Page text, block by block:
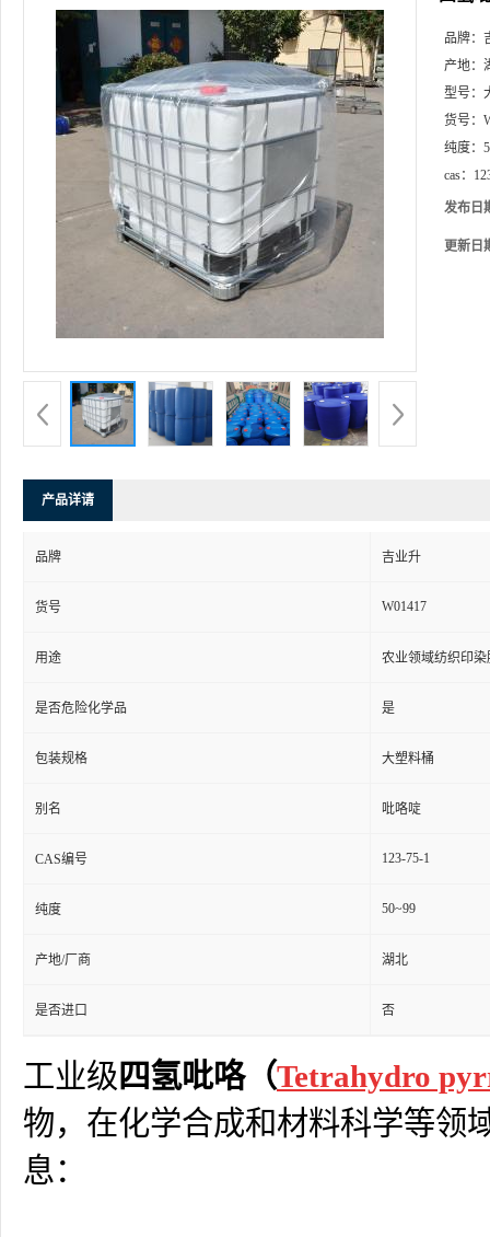
品牌：
产地：
型号：
货号：
纯度：
cas：
发布日
更新日
产品详请
品牌 吉业升
货号 W01417
用途 农业领域纺织印染
是否危险化学品 是
包装规格 大塑料桶
别名 吡咯啶
CAS编号 123-75-1
纯度 50~99
产地/厂商 湖北
是否进口 否
工业级 四氢吡咯（Tetrahydro
物，在化学合成和材料科学等领
息：